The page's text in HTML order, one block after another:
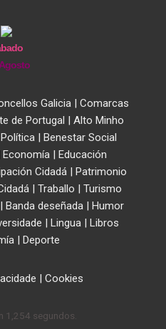
Galicia| Comarcas
de Portugal | Alto Minho
Política| Benestar Social
Economía | Educación
Cidadá| Patrimonio
| Traballo | Turismo
| Banda deseñada | Humor
| Lingua| Libros
| Deporte
| Cookies
1,254 segundos.